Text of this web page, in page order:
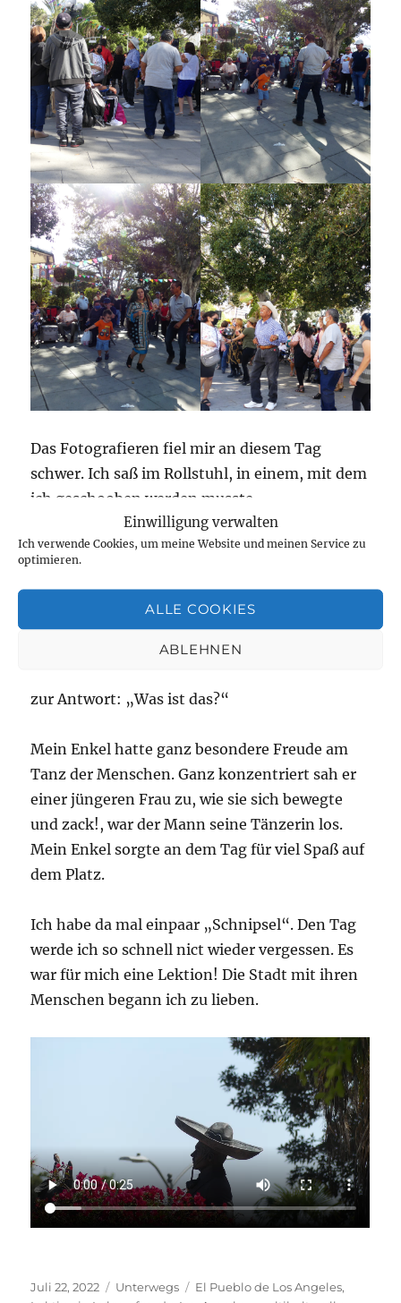
Einwilligung verwalten
Ich verwende Cookies, um meine Website und meinen Service zu
optimieren.
ALLE COOKIES
ABLEHNEN
Das Fotografieren fiel mir an diesem Tag
schwer. Ich saß im Rollstuhl, in einem, mit dem
ich geschooben werden musste.
Herumkommandieren, wo ich gerade mal hin
musste, wollte ich nicht. Ich hatte nie den
Wenn man sie am Abend fragen würde, ob sie
zur Antwort: „Was ist das?“
Mein Enkel hatte ganz besondere Freude am
Tanz der Menschen. Ganz konzentriert sah er
einer jüngeren Frau zu, wie sie sich bewegte
und zack!, war der Mann seine Tänzerin los.
Mein Enkel sorgte an dem Tag für viel Spaß auf
dem Platz.
Ich habe da mal einpaar „Schnipsel“. Den Tag
werde ich so schnell nict wieder vergessen. Es
war für mich eine Lektion! Die Stadt mit ihren
Menschen begann ich zu lieben.
Veröffentlicht
Juli 22, 2022 Kategorien
Unterwegs Schlagwörter
El Pueblo de Los Angeles,